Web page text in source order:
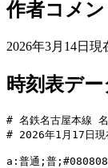
作者コメン
2026年3月14日現
時刻表デ
# 名鉄名古屋本線
# 2026年1月17日現
a:普通;普;#080808